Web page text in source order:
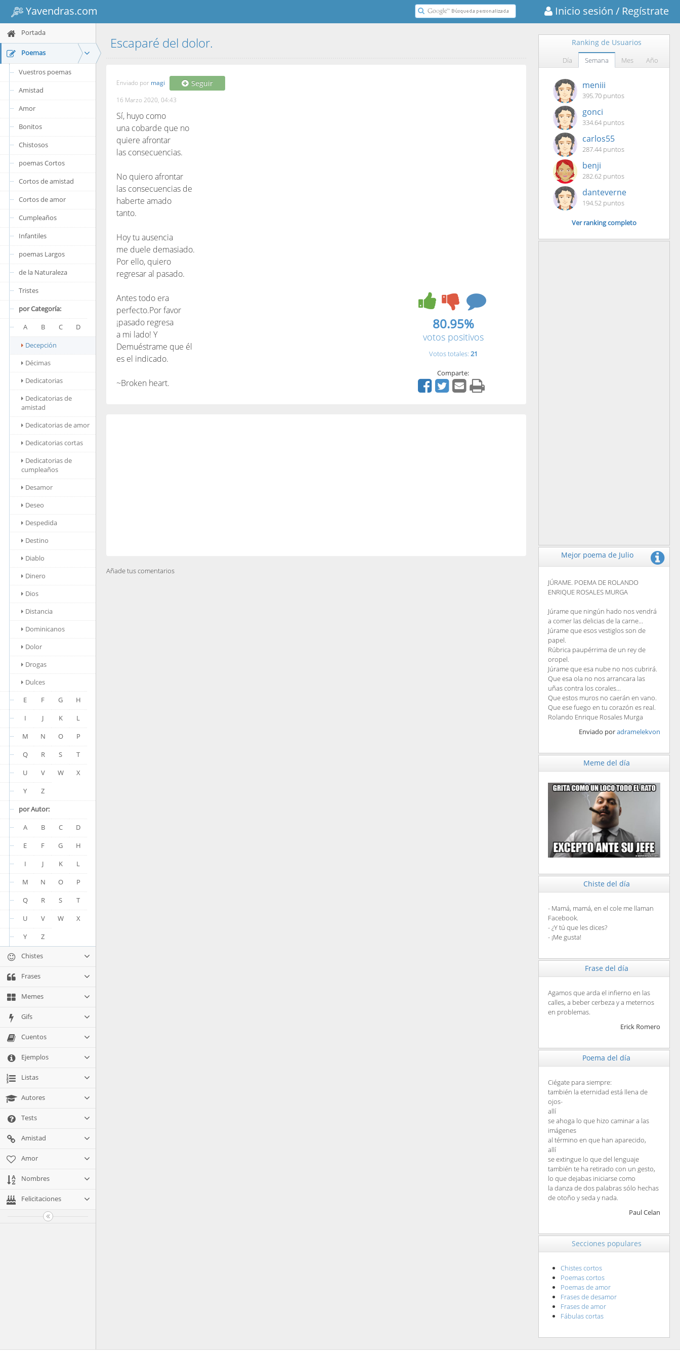
Yavendras.com Inicio sesión / Regístrate
Portada
Poemas
Vuestros poemas
Amistad
Amor
Bonitos
Chistosos
poemas Cortos
Cortos de amistad
Cortos de amor
Cumpleaños
Infantiles
poemas Largos
de la Naturaleza
Tristes
por Categoría:
A
B C
D
Decepción
Décimas
Dedicatorias
Dedicatorias de
amistad
Dedicatorias de amor
Dedicatorias cortas
Dedicatorias de
cumpleaños
Desamor
Deseo
Despedida
Destino
Diablo
Dinero
Dios
Distancia
Dominicanos
Dolor
Drogas
Dulces
E
F G
H
I
J K
L
M
N O
P
Q
R S
T
U
V W
X
Y
Z
por Autor:
A
B C
D
E
F G
H
I
J K
L
M
N O
P
Q
R S
T
U
V W
X
Y
Z
Chistes
Frases
Memes
Gifs
Cuentos
Ejemplos
Listas
Autores
Tests
Amistad
Amor
Nombres
Felicitaciones
Escaparé del dolor.
Enviado por magi Seguir
16 Marzo 2020, 04:43
Sí, huyo como
una cobarde que no
quiere afrontar
las consecuencias.
No quiero afrontar
las consecuencias de
haberte amado
tanto.
Hoy tu ausencia
me duele demasiado.
Por ello, quiero
regresar al pasado.
Antes todo era
perfecto.Por favor
¡pasado regresa
a mi lado! Y
Demuéstrame que él
es el indicado.
~Broken heart.
80.95%
votos positivos
Votos totales: 21
Comparte:
Añade tus comentarios
Ranking de Usuarios
Día Semana Mes Año
meniii
395.70 puntos
gonci
334.64 puntos
carlos55
287.44 puntos
benji
282.62 puntos
danteverne
194.52 puntos
Ver ranking completo
Mejor poema de Julio
JÚRAME. POEMA DE ROLANDO
ENRIQUE ROSALES MURGA
Júrame que ningún hado nos vendrá
a comer las delicias de la carne...
Júrame que esos vestiglos son de
papel.
Rúbrica paupérrima de un rey de
oropel.
Júrame que esa nube no nos cubrirá.
Que esa ola no nos arrancara las
uñas contra los corales...
Que estos muros no caerán en vano.
Que ese fuego en tu corazón es real.
Rolando Enrique Rosales Murga
Enviado poradramelekvon
Meme del día
Chiste del día
- Mamá, mamá, en el cole me llaman
Facebook.
- ¿Y tú que les dices?
- ¡Me gusta!
Frase del día
Agamos que arda el infierno en las
calles, a beber cerbeza y a meternos
en problemas.
Erick Romero
Poema del día
Ciégate para siempre:
también la eternidad está llena de
ojos-
allí
se ahoga lo que hizo caminar a las
imágenes
al término en que han aparecido,
allí
se extingue lo que del lenguaje
también te ha retirado con un gesto,
lo que dejabas iniciarse como
la danza de dos palabras sólo hechas
de otoño y seda y nada.
Paul Celan
Secciones populares
Chistes cortos
Poemas cortos
Poemas de amor
Frases de desamor
Frases de amor
Fábulas cortas